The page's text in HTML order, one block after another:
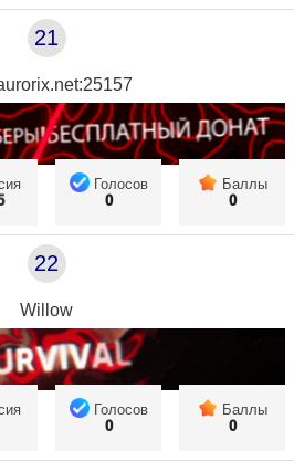
21
Голосов
0
Баллы
0
22
Willow
Голосов
0
Баллы
0